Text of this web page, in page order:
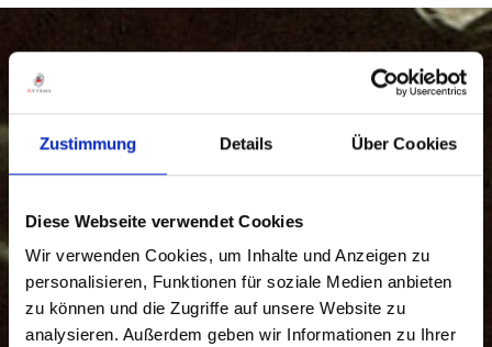
Zustimmung Details Über Cookies
Diese Webseite verwendet Cookies
Wir verwenden Cookies, um Inhalte und Anzeigen zu
personalisieren, Funktionen für soziale Medien anbieten
zu können und die Zugriffe auf unsere Website zu
analysieren. Außerdem geben wir Informationen zu Ihrer